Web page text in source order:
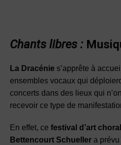
Chants libres :
La Dracénie s’apprête à
ensembles vocaux qui
concerts dans des lieux qui
recevoir ce type de
En effet, ce festival d’art
Bettencourt Schueller a